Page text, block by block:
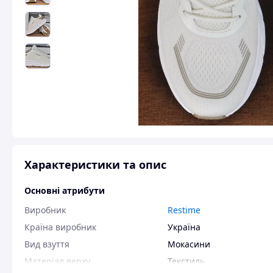
Характеристики та опис
Основні атрибути
Виробник
Restime
Країна виробник
Україна
Вид взуття
Мокасини
Матеріал верху
Текстиль